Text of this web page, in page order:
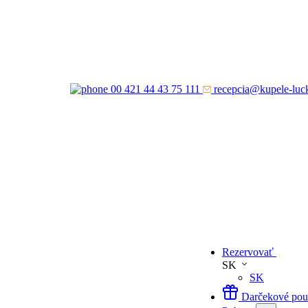
00 421 44 43 75 111 recepcia@kupele-
Rezervovať
SK
SK
Darčekové